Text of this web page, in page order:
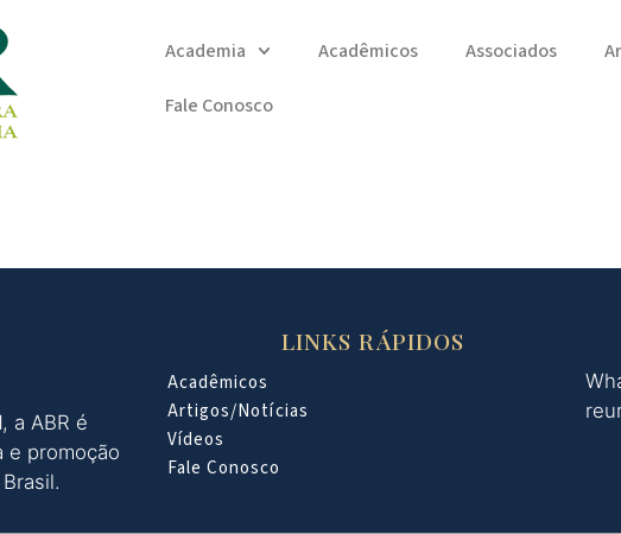
Academia Acadêmicos Associados
Fale Conosco
a ABR é
e promoção
LINKS RÁPIDOS
Acadêmicos
Artigos/Notícias
Vídeos
Fale Conosco